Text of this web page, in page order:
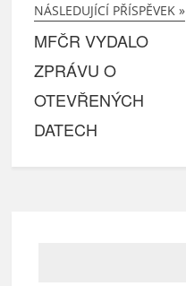
NÁSLEDUJÍCÍ PŘÍSPĚVEK »
MFČR VYDALO
ZPRÁVU O
OTEVŘENÝCH
DATECH